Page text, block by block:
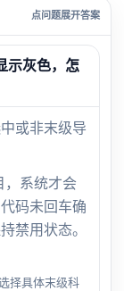
示灰色，怎
或非末级导
系统才会
码未回车确
禁用状态。
择具体末级科